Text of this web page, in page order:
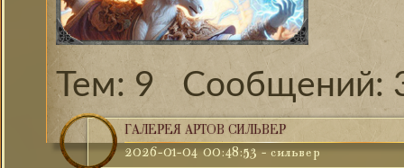
9
ГАЛЕРЕЯ АРТОВ СИЛЬВЕР
2026-01-04 00:48:53 -сильвер